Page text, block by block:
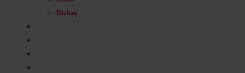
Dubaj